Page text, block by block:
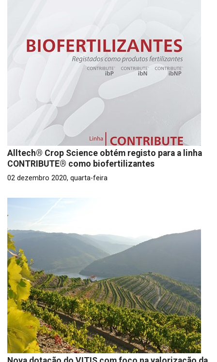
Alltech® Crop Science obtém registo para a linha
CONTRIBUTE® como biofertilizantes
02 dezembro 2020, quarta-feira